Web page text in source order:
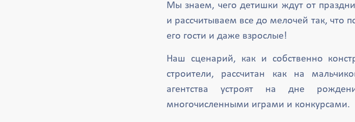
Мы знаем, чего детишки ждут от
и рассчитываем все до мелочей так, что
его гости и даже взрослые!
Наш сценарий, как и собственно
строители, рассчитан как на
агентства устроят на дне
многочисленными играми и конкурсами.